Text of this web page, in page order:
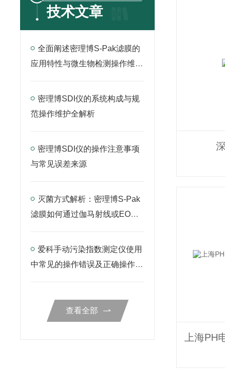
技术文章
全面阐述密理博S-Pak滤膜的
应用特性与微生物检测操作维护
密理博SDI仪的系统构成与规
范操作维护全解析
密理博SDI仪的操作注意事项
与常见误差来源
灭菌方式解析：密理博S-Pak
滤膜如何通过伽马射线或EO灭
爱科手动污染指数测定仪使用
中常见的操作错误及正确操作示
查看全部